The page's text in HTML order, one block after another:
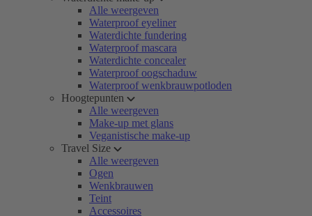
Alle weergeven
Waterproof eyeliner
Waterdichte fundering
Waterproof mascara
Waterdichte concealer
Waterproof oogschaduw
Waterproof wenkbrauwpotloden
Hoogtepunten
Alle weergeven
Make-up met glans
Veganistische make-up
Travel Size
Alle weergeven
Ogen
Wenkbrauwen
Teint
Accessoires